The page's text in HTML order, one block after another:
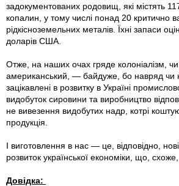
задокументованих родовищ, які містять
копалин, у тому числі понад 20 критично
рідкісноземельних металів. Їхні запаси
доларів США.
Отже, на наших очах гряде колоніалізм,
американський, — байдуже, бо навряд чи
зацікавлені в розвитку в Україні
видобуток сировини та виробництво
не вивезення видобутих надр, котрі
продукція.
І виготовлення в нас — це, відповідно,
розвиток української економіки, що, схоже,
Довідка: